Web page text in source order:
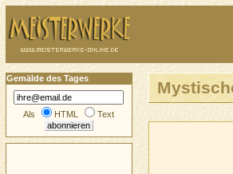
Gemälde des Tages
Als HTML Text